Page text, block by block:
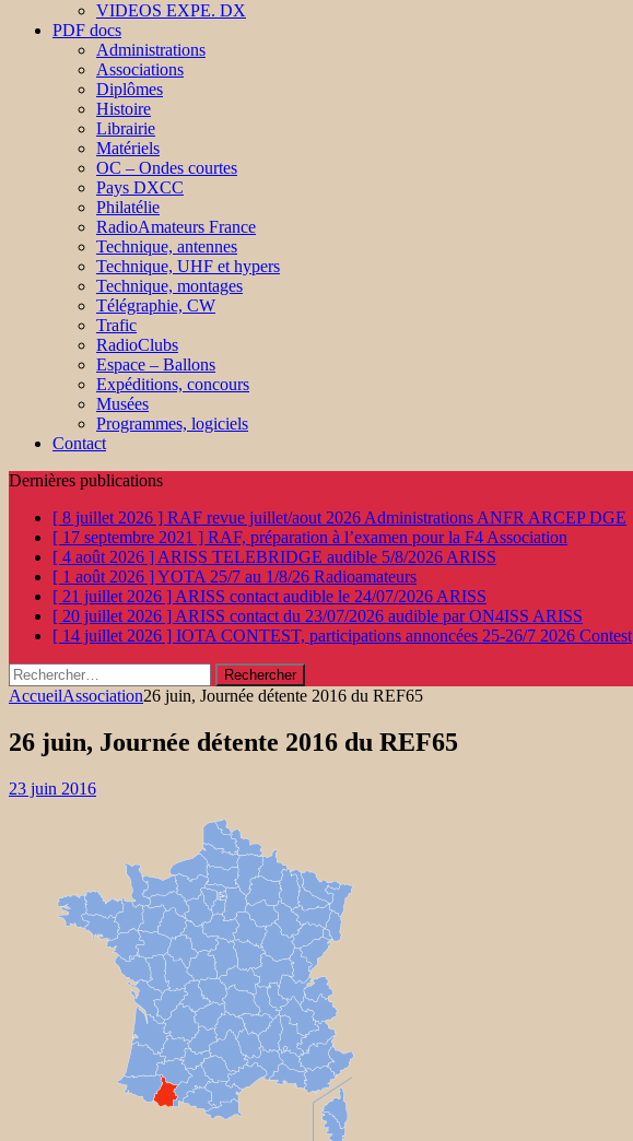
VIDEOS EXPE. DX
PDF docs
Administrations
Associations
Diplômes
Histoire
Librairie
Matériels
OC – Ondes courtes
Pays DXCC
Philatélie
RadioAmateurs France
Technique, antennes
Technique, UHF et hypers
Technique, montages
Télégraphie, CW
Trafic
RadioClubs
Espace – Ballons
Expéditions, concours
Musées
Programmes, logiciels
Contact
Dernières publications
[ 8 juillet 2026 ] RAF revue juillet/aout 2026 Administrations ANFR ARCEP DGE
[ 17 septembre 2021 ] RAF, préparation à l’examen pour la F4 Association
[ 4 août 2026 ] ARISS TELEBRIDGE audible 5/8/2026 ARISS
[ 1 août 2026 ]YOTA 25/7 au 1/8/26 Radioamateurs
[ 21 juillet 2026 ] ARISS contact audible le 24/07/2026 ARISS
[ 20 juillet 2026 ] ARISS contact du 23/07/2026 audible par ON4ISS ARISS
[ 14 juillet 2026 ] IOTA CONTEST, participations annoncées 25-26/7 2026 Contest
Rechercher :
AccueilAssociation26 juin, Journée détente 2016 du REF65
26 juin, Journée détente 2016 du REF65
23 juin 2016